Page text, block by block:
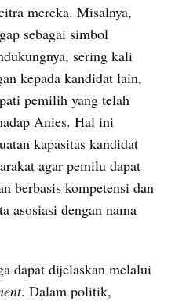
mereka. Misalnya,
sebagai simbol
sering kali
kepada kandidat lain,
pemilih yang telah
Anies. Hal ini
kapasitas kandidat
agar pemilu dapat
berbasis kompetensi dan
asosiasi dengan nama
dapat dijelaskan melalui
. Dalam politik,